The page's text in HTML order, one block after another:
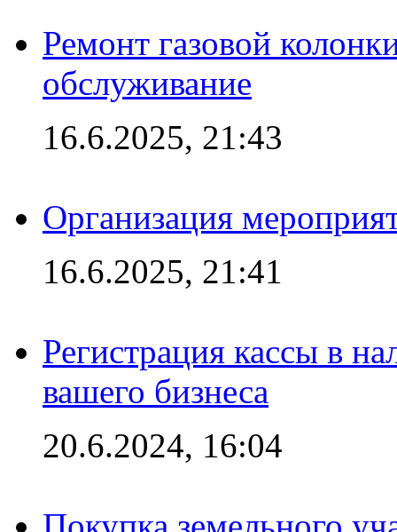
Ремонт газовой
обслуживание
16.6.2025, 21:43
Организация
16.6.2025, 21:41
Регистрация кассы в
вашего бизнеса
20.6.2024, 16:04